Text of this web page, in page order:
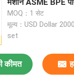
मशीन ASME BPE
MOQ：1 सेट
मूल्य：USD Dollar
set
कीमत